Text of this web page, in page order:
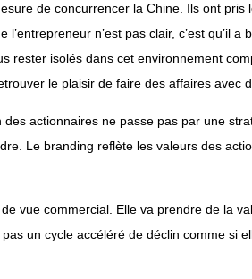
de concurrencer la Chine. Ils ont
n’est pas clair, c’est qu’il
rester isolés dans cet environnement
le plaisir de faire des affaires avec
actionnaires ne passe pas par une
Le branding reflète les valeurs des
vue commercial. Elle va prendre de la
un cycle accéléré de déclin comme si